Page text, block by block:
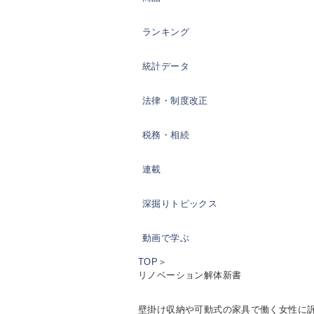
ランキング
統計データ
法律・制度改正
税務・相続
連載
深掘りトピックス
動画で学ぶ
TOP ＞
リノベーション解体新書
壁掛け収納や可動式の家具で働く女性に